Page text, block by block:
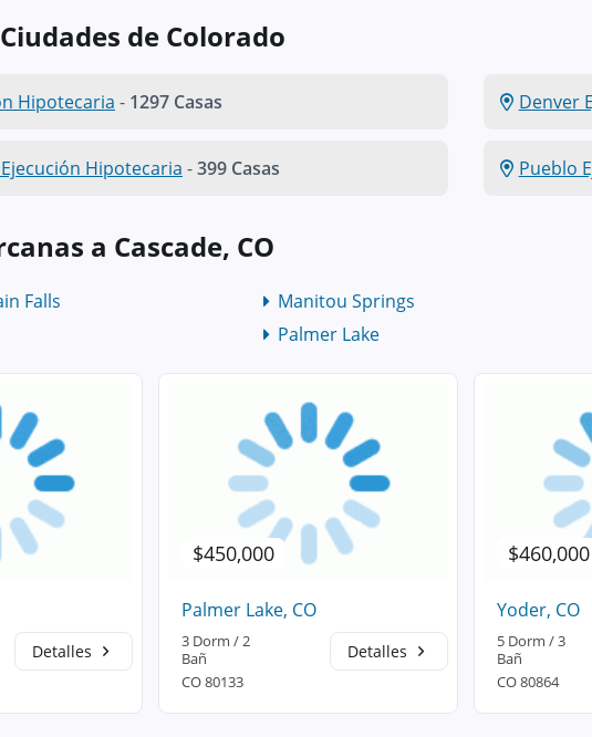
de Colorado
Hipotecaria - 1297 Casas Denver
Hipotecaria -399 Casas Pueblo
a Cascade, CO
Falls Manitou Springs
Palmer Lake
Detalles
$450,000
Palmer Lake, CO
3 Dorm / 2
Bañ
CO 80133
Detalles
$460,000
Yoder, CO
5 Dorm / 3
Bañ
CO 80864